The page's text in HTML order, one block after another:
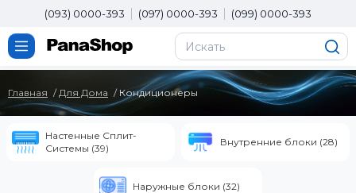
(093) 0000-393 (097) 0000-393 (099) 0000-393
Главная Для Дома Кондиционеры
Настенные Сплит-
Системы (39)
Внутренние блоки (28)
Наружные блоки (32)